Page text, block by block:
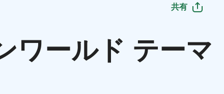
共有
ワールド テーマ